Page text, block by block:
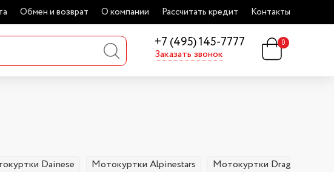
Обмен и возврат О компании Рассчитать кредит Контакты
+7 (495) 145-7777
Заказать звонок
0
Dainese Мотокуртки Alpinestars Мотокуртки Dragonfly